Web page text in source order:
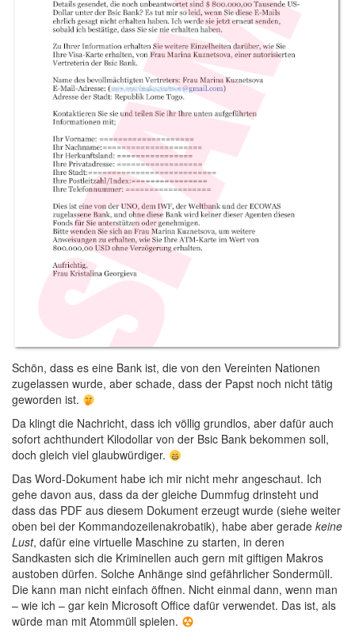
Schön, dass es eine Bank ist, die von den Vereinten Nationen
zugelassen wurde, aber schade, dass der Papst noch nicht tätig
geworden ist.
Da klingt die Nachricht, dass ich völlig grundlos, aber dafür auch
sofort achthundert Kilodollar von der Bsic Bank bekommen soll,
doch gleich viel glaubwürdiger.
Das Word-Dokument habe ich mir nicht mehr angeschaut. Ich
gehe davon aus, dass da der gleiche Dummfug drinsteht und
dass das PDF aus diesem Dokument erzeugt wurde (siehe weiter
oben bei der Kommandozeilenakrobatik), habe aber gerade keine
Lust, dafür eine virtuelle Maschine zu starten, in deren
Sandkasten sich die Kriminellen auch gern mit giftigen Makros
austoben dürfen. Solche Anhänge sind gefährlicher Sondermüll.
Die kann man nicht einfach öffnen. Nicht einmal dann, wenn man
– wie ich – gar kein Microsoft Office dafür verwendet. Das ist, als
würde man mit Atommüll spielen.